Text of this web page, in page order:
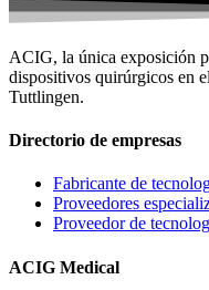
ACIG, la única exposición
dispositivos quirúrgicos en
Tuttlingen.
Directorio de empresas
Fabricante de
Proveedores
Proveedor de
ACIG Medical